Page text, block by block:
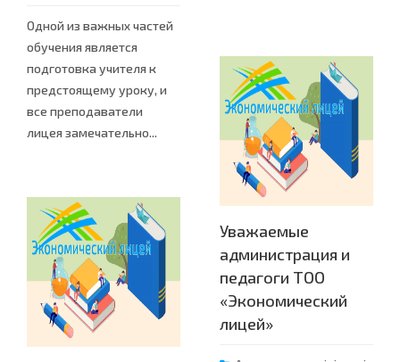
Одной из важных частей
обучения является
подготовка учителя к
предстоящему уроку, и
все преподаватели
лицея замечательно...
Уважаемые
администрация и
педагоги ТОО
«Экономический
лицей»